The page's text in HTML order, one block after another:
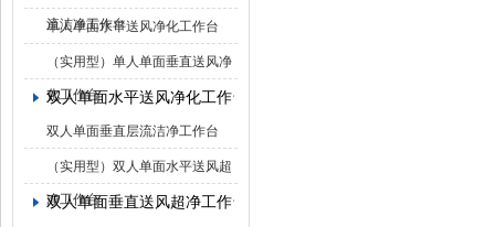
流洁净工作台
单人单面水平送风净化工作台
（实用型）单人单面垂直送风净
化工作台
双人单面水平送风净化工作台
双人单面垂直层流洁净工作台
（实用型）双人单面水平送风超
净工作台
双人单面垂直送风超净工作台